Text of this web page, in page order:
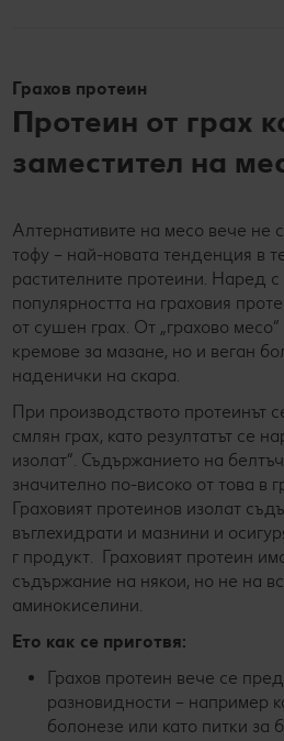
Грахов протеин
Протеин от грах
заместител на
Алтернативите на месо вече не
тофу – най-новата тенденция в
растителните протеини. Наред
популярността на граховия
от сушен грах. От „грахово
кремове за мазане, но и веган
наденички на скара.
При производството протеинът
смлян грах, като резултатът се
изолат“. Съдържанието на
значително по-високо от това в
Граховият протеинов изолат
въглехидрати и мазнини и
г продукт. Граховият протеин
съдържание на някои, но не на
аминокиселини.
Ето как се приготвя:
Грахов протеин вече се
разновидности – например
болонезе или като питки за